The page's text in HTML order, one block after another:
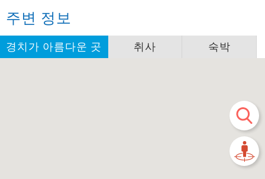
주변 정보
경치가 아름다운 곳 취사 숙박